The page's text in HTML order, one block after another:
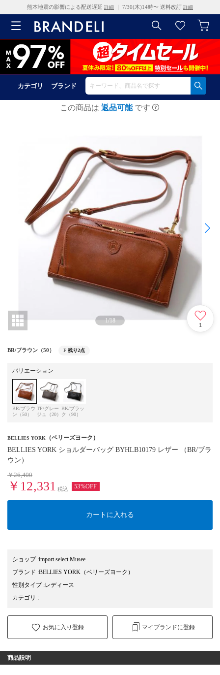
熊本地震の影響による配送遅延 詳細 ｜ 7/30(木)14時〜 送料改訂 詳細
カテゴリ ブランド
この商品は 返品可能 です
1/18
1
BR/ブラウン（50） F 残り2点
バリエーション
BR/ブラウ
ン（50）
TP/グレー
ジュ（20）
BK/ブラッ
ク（90）
BELLIES YORK （ベリーズヨーク）
BELLIES YORK ショルダーバッグ BYHLB10179 レザー （BR/ブラ
ウン）
￥26,400
￥12,331 税込 53%OFF
カートに入れる
ショップ:import select Musee
ブランド :BELLIES YORK （ベリーズヨーク）
性別タイプ:レディース
カテゴリ :
お気に入り登録 マイブランドに登録
商品説明